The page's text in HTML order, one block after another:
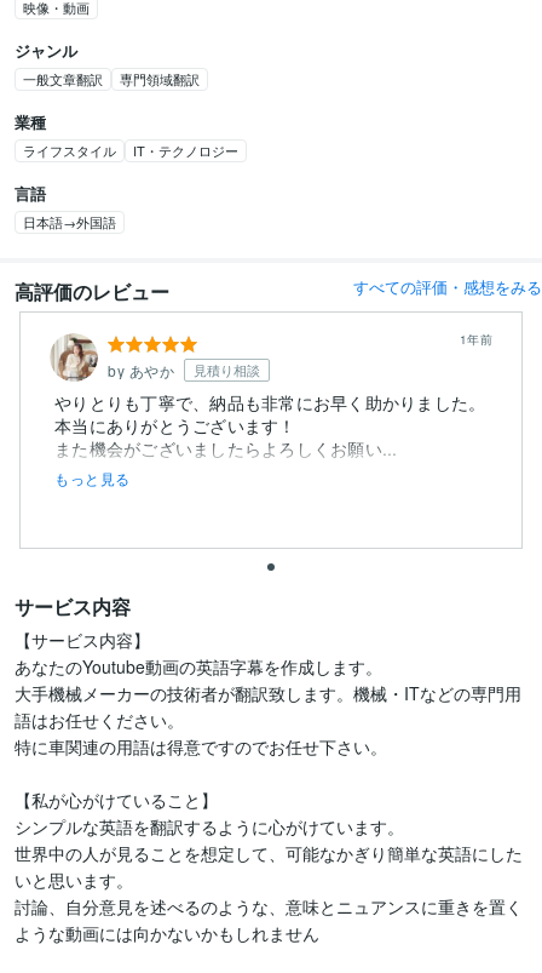
映像・動画
ジャンル
一般文章翻訳 専門領域翻訳
業種
ライフスタイル IT・テクノロジー
言語
日本語→外国語
高評価のレビュー すべての評価・感想をみる
by あやか 見積り相談
1年前
やりとりも丁寧で、納品も非常にお早く助かりました。
本当にありがとうございます！
また機会がございましたらよろしくお願い...
もっと見る
サービス内容
【サービス内容】
あなたのYoutube動画の英語字幕を作成します。
大手機械メーカーの技術者が翻訳致します。機械・ITなどの専門用
語はお任せください。
特に車関連の用語は得意ですのでお任せ下さい。
【私が心がけていること】
シンプルな英語を翻訳するように心がけています。
世界中の人が見ることを想定して、可能なかぎり簡単な英語にした
いと思います。
討論、自分意見を述べるのような、意味とニュアンスに重きを置く
ような動画には向かないかもしれません